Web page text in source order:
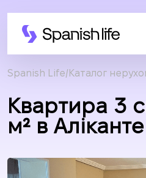
Spanish Life Каталог
Квартира 3
м² в